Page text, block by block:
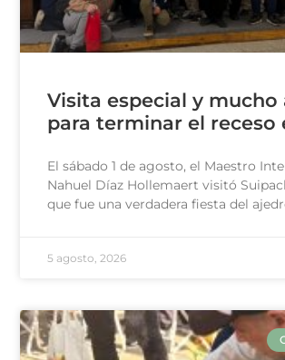
Visita especial y mucho
para terminar el receso
El sábado 1 de agosto, el Maestro
Nahuel Díaz Hollemaert visitó
que fue una verdadera fiesta del
5 agosto, 2026